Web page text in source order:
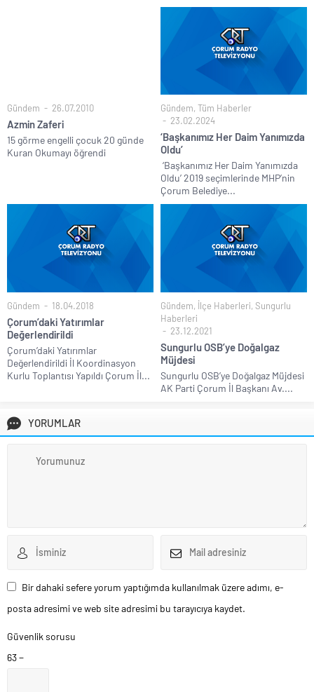
Gündem 26.07.2010
Azmin Zaferi
15 görme engelli çocuk 20 günde
Kuran Okumayı öğrendi
Gündem, Tüm Haberler
23.02.2024
‘Başkanımız Her Daim Yanımızda
Oldu’
‘Başkanımız Her Daim Yanımızda
Oldu’ 2019 seçimlerinde MHP’nin
Çorum Belediye...
Gündem 18.04.2018
Çorum’daki Yatırımlar
Değerlendirildi
Çorum’daki Yatırımlar
Değerlendirildi İl Koordinasyon
Kurlu Toplantısı Yapıldı Çorum İl...
Gündem, İlçe Haberleri, Sungurlu
Haberleri
23.12.2021
Sungurlu OSB’ye Doğalgaz
Müjdesi
Sungurlu OSB’ye Doğalgaz Müjdesi
AK Parti Çorum İl Başkanı Av....
YORUMLAR
Bir dahaki sefere yorum yaptığımda kullanılmak üzere adımı, e-
posta adresimi ve web site adresimi bu tarayıcıya kaydet.
Güvenlik sorusu
63 −